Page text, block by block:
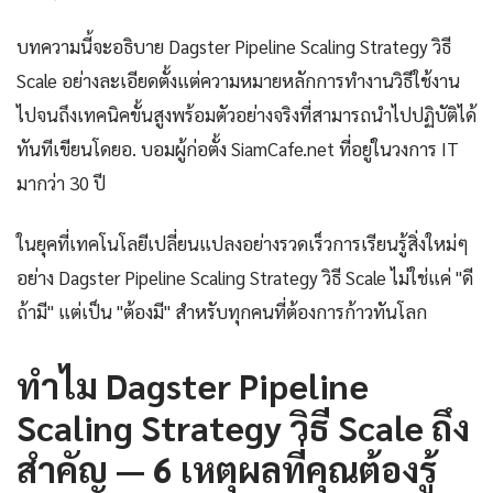
บทความนี้จะอธิบาย Dagster Pipeline Scaling Strategy วิธี
Scale อย่างละเอียดตั้งแต่ความหมายหลักการทำงานวิธีใช้งาน
ไปจนถึงเทคนิคขั้นสูงพร้อมตัวอย่างจริงที่สามารถนำไปปฏิบัติได้
ทันทีเขียนโดยอ. บอมผู้ก่อตั้ง SiamCafe.net ที่อยู่ในวงการ IT
มากว่า 30 ปี
ในยุคที่เทคโนโลยีเปลี่ยนแปลงอย่างรวดเร็วการเรียนรู้สิ่งใหม่ๆ
อย่าง Dagster Pipeline Scaling Strategy วิธี Scale ไม่ใช่แค่ "ดี
ถ้ามี" แต่เป็น "ต้องมี" สำหรับทุกคนที่ต้องการก้าวทันโลก
ทำไม Dagster Pipeline
Scaling Strategy วิธี Scale ถึง
สำคัญ — 6 เหตุผลที่คุณต้องรู้